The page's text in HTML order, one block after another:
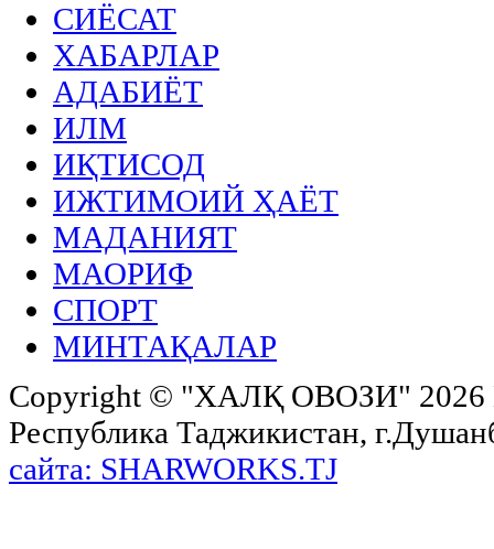
СИЁСАТ
ХАБАРЛАР
АДАБИЁТ
ИЛМ
ИҚТИСОД
ИЖТИМОИЙ ҲАЁТ
МАДАНИЯТ
МАОРИФ
СПОРТ
МИНТАҚАЛАР
Copyright © "ХАЛҚ ОВОЗИ"
Республика Таджикистан,
сайта: SHARWORKS.TJ